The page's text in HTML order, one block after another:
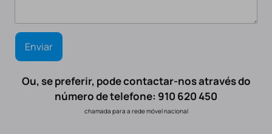
Ou, se preferir, pode contactar-nos através do
número de telefone: 910 620 450
chamada para a rede móvel nacional